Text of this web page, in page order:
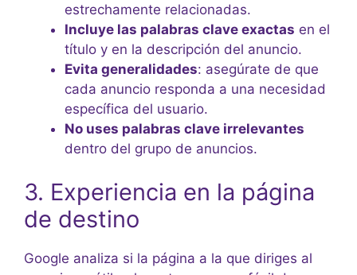
estrechamente relacionadas.
Incluye las palabras clave exactas en el
título y en la descripción del anuncio.
Evita generalidades: asegúrate de que
cada anuncio responda a una necesidad
específica del usuario.
No uses palabras clave irrelevantes
dentro del grupo de anuncios.
3. Experiencia en la página
de destino
Google analiza si la página a la que diriges al